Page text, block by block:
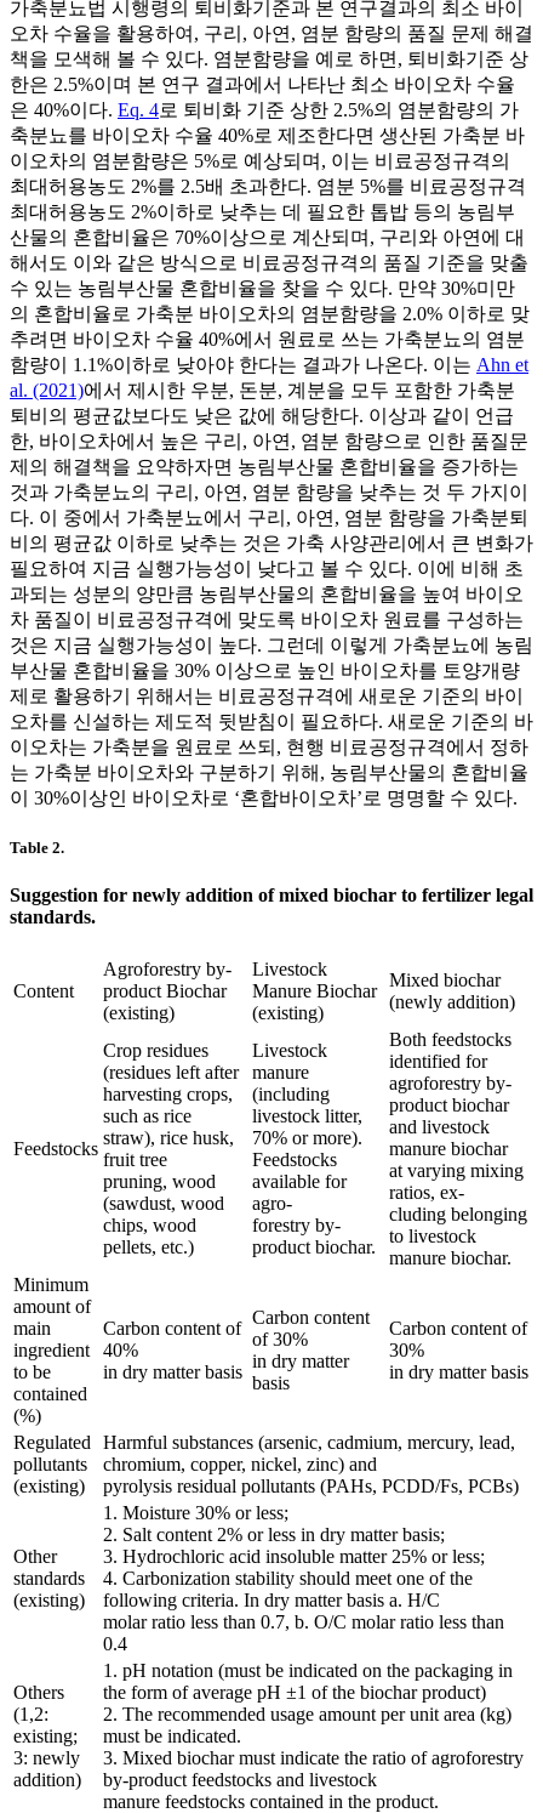
가축분뇨법 시행령의 퇴비화기준과 본 연구결과의 최소 바이
오차 수율을 활용하여, 구리, 아연, 염분 함량의 품질 문제 해결
책을 모색해 볼 수 있다. 염분함량을 예로 하면, 퇴비화기준 상
한은 2.5%이며 본 연구 결과에서 나타난 최소 바이오차 수율
은 40%이다. Eq. 4로 퇴비화 기준 상한 2.5%의 염분함량의 가
축분뇨를 바이오차 수율 40%로 제조한다면 생산된 가축분 바
이오차의 염분함량은 5%로 예상되며, 이는 비료공정규격의
최대허용농도 2%를 2.5배 초과한다. 염분 5%를 비료공정규격
최대허용농도 2%이하로 낮추는 데 필요한 톱밥 등의 농림부
산물의 혼합비율은 70%이상으로 계산되며, 구리와 아연에 대
해서도 이와 같은 방식으로 비료공정규격의 품질 기준을 맞출
수 있는 농림부산물 혼합비율을 찾을 수 있다. 만약 30%미만
의 혼합비율로 가축분 바이오차의 염분함량을 2.0% 이하로 맞
추려면 바이오차 수율 40%에서 원료로 쓰는 가축분뇨의 염분
함량이 1.1%이하로 낮아야 한다는 결과가 나온다. 이는 Ahn et
al. (2021)에서 제시한 우분, 돈분, 계분을 모두 포함한 가축분
퇴비의 평균값보다도 낮은 값에 해당한다. 이상과 같이 언급
한, 바이오차에서 높은 구리, 아연, 염분 함량으로 인한 품질문
제의 해결책을 요약하자면 농림부산물 혼합비율을 증가하는
것과 가축분뇨의 구리, 아연, 염분 함량을 낮추는 것 두 가지이
다. 이 중에서 가축분뇨에서 구리, 아연, 염분 함량을 가축분퇴
비의 평균값 이하로 낮추는 것은 가축 사양관리에서 큰 변화가
필요하여 지금 실행가능성이 낮다고 볼 수 있다. 이에 비해 초
과되는 성분의 양만큼 농림부산물의 혼합비율을 높여 바이오
차 품질이 비료공정규격에 맞도록 바이오차 원료를 구성하는
것은 지금 실행가능성이 높다. 그런데 이렇게 가축분뇨에 농림
부산물 혼합비율을 30% 이상으로 높인 바이오차를 토양개량
제로 활용하기 위해서는 비료공정규격에 새로운 기준의 바이
오차를 신설하는 제도적 뒷받침이 필요하다. 새로운 기준의 바
이오차는 가축분을 원료로 쓰되, 현행 비료공정규격에서 정하
는 가축분 바이오차와 구분하기 위해, 농림부산물의 혼합비율
이 30%이상인 바이오차로 ‘혼합바이오차’로 명명할 수 있다.
Table 2.
Suggestion for newly addition of mixed biochar to fertilizer legal
standards.
Content
Agroforestry by-
product Biochar
(existing)
Livestock
Manure Biochar
(existing)
Mixed biochar
(newly addition)
Feedstocks
Crop residues
(residues left after
harvesting crops,
such as rice
straw), rice husk,
fruit tree
pruning, wood
(sawdust, wood
chips, wood
pellets, etc.)
Livestock
manure
(including
livestock litter,
70% or more).
Feedstocks
available for
agro-
forestry by-
product biochar.
Both feedstocks
identified for
agroforestry by-
product biochar
and livestock
manure biochar
at varying mixing
ratios, ex-
cluding belonging
to livestock
manure biochar.
Minimum
amount of
main
ingredient
to be
contained
(%)
Carbon content of
40%
in dry matter basis
Carbon content
of 30%
in dry matter
basis
Carbon content of
30%
in dry matter basis
Regulated
pollutants
(existing)
Harmful substances (arsenic, cadmium, mercury, lead,
chromium, copper, nickel, zinc) and
pyrolysis residual pollutants (PAHs, PCDD/Fs, PCBs)
Other
standards
(existing)
1. Moisture 30% or less;
2. Salt content 2% or less in dry matter basis;
3. Hydrochloric acid insoluble matter 25% or less;
4. Carbonization stability should meet one of the
following criteria. In dry matter basis a. H/C
molar ratio less than 0.7, b. O/C molar ratio less than
0.4
Others
(1,2:
existing;
3: newly
addition)
1. pH notation (must be indicated on the packaging in
the form of average pH ±1 of the biochar product)
2. The recommended usage amount per unit area (kg)
must be indicated.
3. Mixed biochar must indicate the ratio of agroforestry
by-product feedstocks and livestock
manure feedstocks contained in the product.